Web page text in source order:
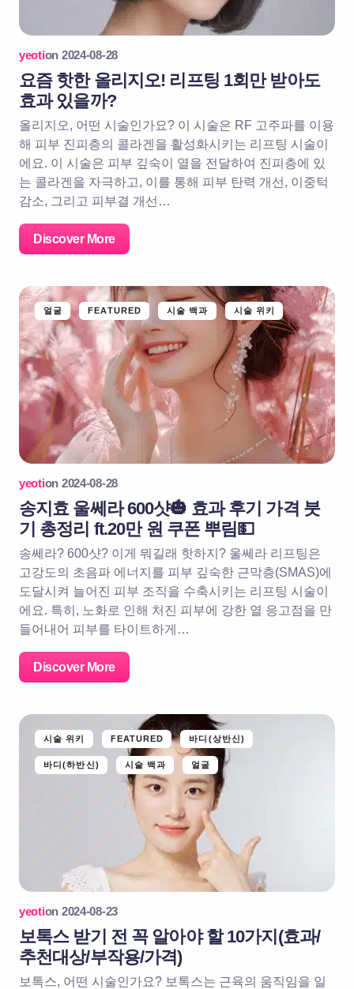
yeotion 2024-08-28
요즘 핫한 올리지오! 리프팅 1회만 받아도
효과 있을까?
올리지오, 어떤 시술인가요? 이 시술은 RF 고주파를 이용
해 피부 진피층의 콜라겐을 활성화시키는 리프팅 시술이
에요. 이 시술은 피부 깊숙이 열을 전달하여 진피층에 있
는 콜라겐을 자극하고, 이를 통해 피부 탄력 개선, 이중턱
감소, 그리고 피부결 개선…
Discover More
얼굴 FEATURED 시술 백과 시술 위키
yeotion 2024-08-28
송지효 울쎄라 600샷🎃 효과 후기 가격 붓
기 총정리 ft.20만 원 쿠폰 뿌림💵
송쎄라? 600샷? 이게 뭐길래 핫하지? 울쎄라 리프팅은
고강도의 초음파 에너지를 피부 깊숙한 근막층(SMAS)에
도달시켜 늘어진 피부 조직을 수축시키는 리프팅 시술이
에요. 특히, 노화로 인해 처진 피부에 강한 열 응고점을 만
들어내어 피부를 타이트하게…
Discover More
시술 위키 FEATURED 바디(상반신)
바디(하반신) 시술 백과 얼굴
yeotion 2024-08-23
보톡스 받기 전 꼭 알아야 할 10가지(효과/
추천대상/부작용/가격)
보톡스, 어떤 시술인가요? 보톡스는 근육의 움직임을 일